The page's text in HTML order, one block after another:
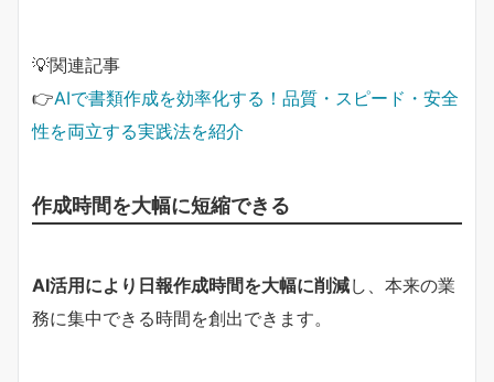
💡関連記事
👉AIで書類作成を効率化する！品質・スピード・安全
性を両立する実践法を紹介
作成時間を大幅に短縮できる
AI活用により日報作成時間を大幅に削減し、本来の業
務に集中できる時間を創出できます。